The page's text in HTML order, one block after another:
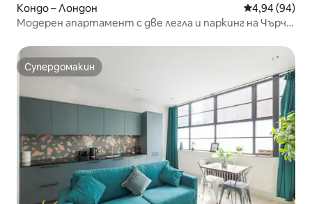
Кондо – Лондон Средна
4,94 (94)
Модерен апартамент с две легла и паркинг на Чърч
Супердомакин
Супердомакин